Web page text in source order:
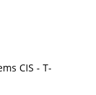
CIS - Т-